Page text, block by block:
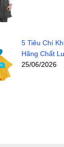
5 Tiêu Chí
Hãng Chất
25/06/2026